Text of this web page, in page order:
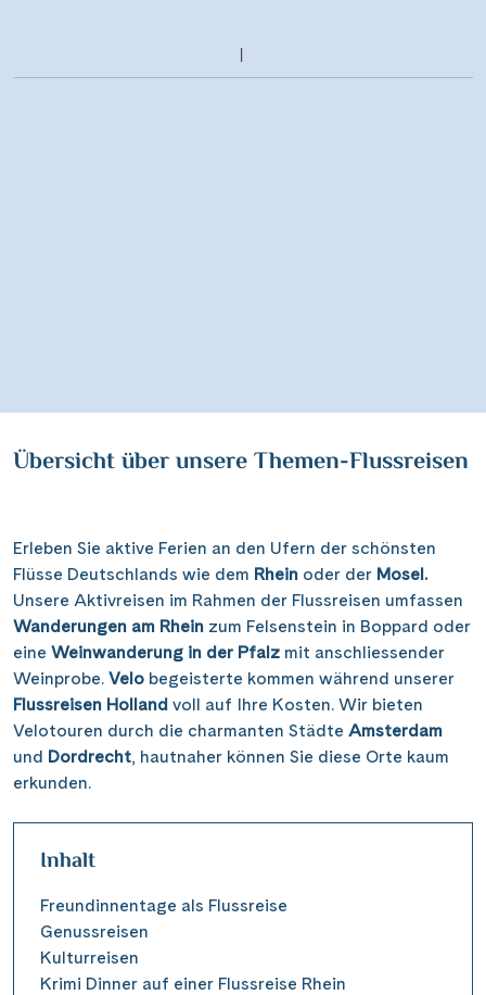
Übersicht über unsere Themen-Flussreisen
Erleben Sie aktive Ferien an den Ufern der schönsten
Flüsse Deutschlands wie dem Rhein oder der Mosel.
Unsere Aktivreisen im Rahmen der Flussreisen umfassen
Wanderungen am Rhein zum Felsenstein in Boppard oder
eine Weinwanderung in der Pfalz mit anschliessender
Weinprobe. Velo begeisterte kommen während unserer
Flussreisen Holland voll auf Ihre Kosten. Wir bieten
Velotouren durch die charmanten Städte Amsterdam
und Dordrecht, hautnaher können Sie diese Orte kaum
erkunden.
Inhalt
Freundinnentage als Flussreise
Genussreisen
Kulturreisen
Krimi Dinner auf einer Flussreise Rhein